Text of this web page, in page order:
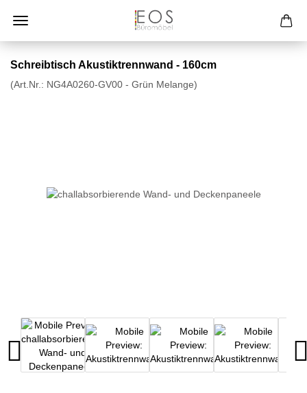
Schreibtisch Akustiktrennwand - 160cm
(Art.Nr.: NG4A0260-GV00 - Grün Melange)